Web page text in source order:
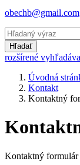
obechb@gmail.com
Hľadať
rozšírené
Úvodná
Kontakt
Kontaktný
Kontaktný formulár